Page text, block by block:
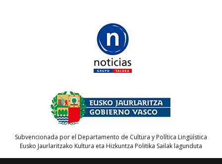
Subvencionada por el Departamento de Cultura y Política Lingüística
Eusko Jaurlaritzako Kultura eta Hizkuntza Politika Sailak lagunduta